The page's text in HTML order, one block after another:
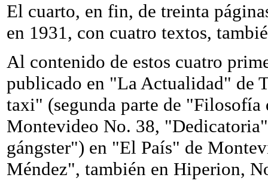
El cuarto, en fin, de treinta
en 1931, con cuatro textos,
Al contenido de estos cuatro
publicado en "La Actualidad" de
taxi" (segunda parte de
Montevideo No. 38,
gángster") en "El País" de
Méndez", también en Hiperion,